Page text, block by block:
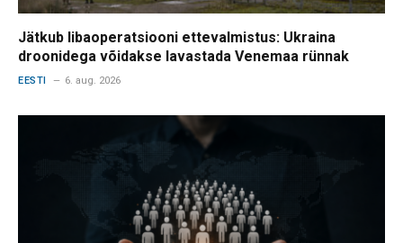
Jätkub libaoperatsiooni ettevalmistus: Ukraina
droonidega võidakse lavastada Venemaa rünnak
EESTI 6. aug. 2026